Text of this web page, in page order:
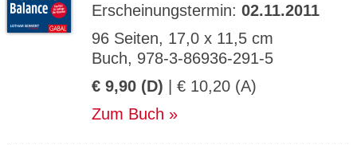
Erscheinungstermin: 02.11.2011
96 Seiten, 17,0 x 11,5 cm
Buch, 978-3-86936-291-5
€ 9,90 (D) | € 10,20 (A)
Zum Buch